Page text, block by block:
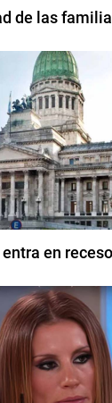
de las
entra en